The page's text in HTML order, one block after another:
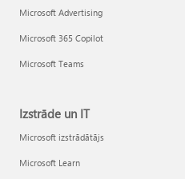
Microsoft Advertising
Microsoft 365 Copilot
Microsoft Teams
Izstrāde un IT
Microsoft izstrādātājs
Microsoft Learn